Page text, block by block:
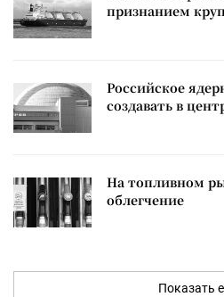
признанием
Российское
создавать в
На топливном
облегчение
Показать